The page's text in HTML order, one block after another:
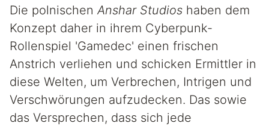
Die polnischenAnshar Studios haben dem
Konzept daher in ihrem Cyberpunk-
Rollenspiel 'Gamedec' einen frischen
Anstrich verliehen und schicken Ermittler in
diese Welten, um Verbrechen, Intrigen und
Verschwörungen aufzudecken. Das sowie
das Versprechen, dass sich jede